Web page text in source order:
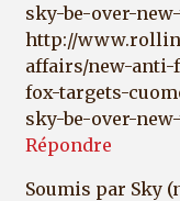
sky-be-over-
http://
affairs/new-
fox-targets-
sky-be-over-
Répondre
Soumis par Sky